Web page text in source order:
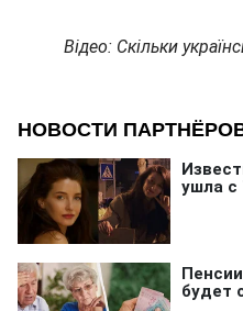
Відео: Скільки